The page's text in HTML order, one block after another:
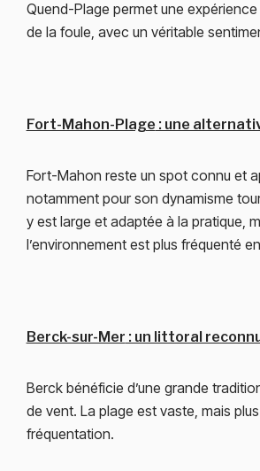
Quend-Plage permet une
de la foule, avec un véritable
Fort-Mahon-Plage : une
Fort-Mahon reste un spot connu et
notamment pour son dynamisme
y est large et adaptée à la pratique,
l’environnement est plus fréquenté
Berck-sur-Mer : un littoral
Berck bénéficie d’une grande
de vent. La plage est vaste, mais
fréquentation.